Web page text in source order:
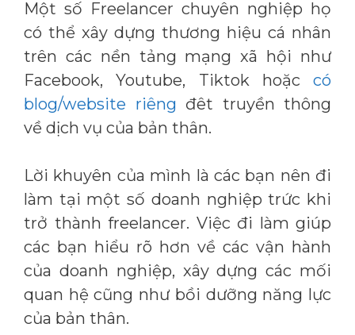
Một số Freelancer chuyên nghiệp họ
có thể xây dựng thương hiệu cá nhân
trên các nền tảng mạng xã hội như
Facebook, Youtube, Tiktok hoặc có
blog/website riêng đêt truyền thông
về dịch vụ của bản thân.
Lời khuyên của mình là các bạn nên đi
làm tại một số doanh nghiệp trức khi
trở thành freelancer. Việc đi làm giúp
các bạn hiểu rõ hơn về các vận hành
của doanh nghiệp, xây dựng các mối
quan hệ cũng như bồi dưỡng năng lực
của bản thân.